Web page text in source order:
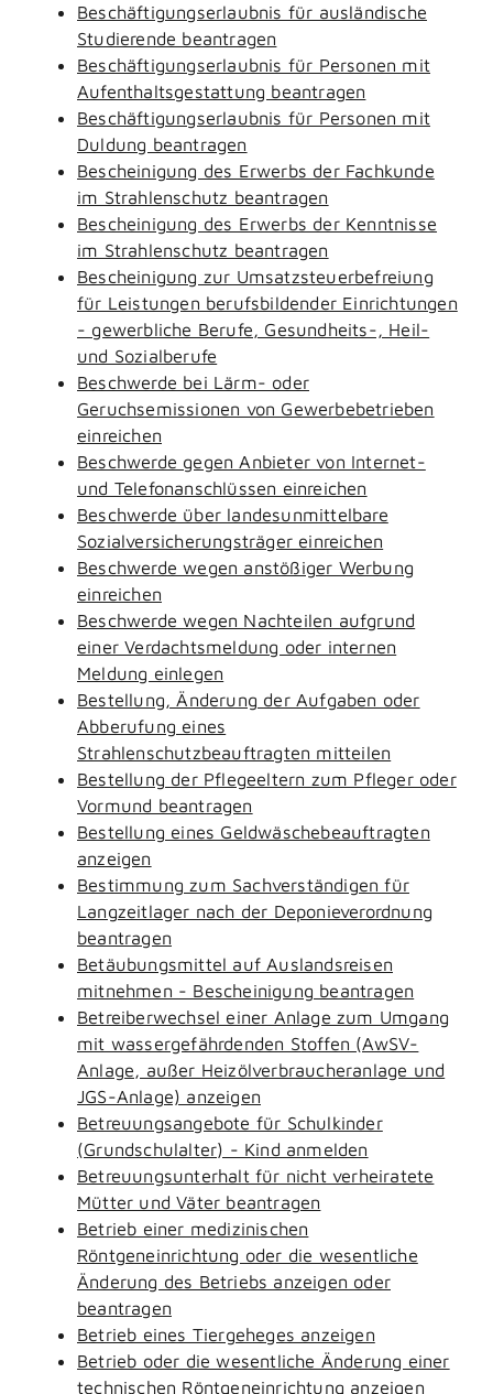
Beschäftigungserlaubnis für ausländische
Studierende beantragen
Beschäftigungserlaubnis für Personen mit
Aufenthaltsgestattung beantragen
Beschäftigungserlaubnis für Personen mit
Duldung beantragen
Bescheinigung des Erwerbs der Fachkunde
im Strahlenschutz beantragen
Bescheinigung des Erwerbs der Kenntnisse
im Strahlenschutz beantragen
Bescheinigung zur Umsatzsteuerbefreiung
für Leistungen berufsbildender Einrichtungen
- gewerbliche Berufe, Gesundheits-, Heil-
und Sozialberufe
Beschwerde bei Lärm- oder
Geruchsemissionen von Gewerbebetrieben
einreichen
Beschwerde gegen Anbieter von Internet-
und Telefonanschlüssen einreichen
Beschwerde über landesunmittelbare
Sozialversicherungsträger einreichen
Beschwerde wegen anstößiger Werbung
einreichen
Beschwerde wegen Nachteilen aufgrund
einer Verdachtsmeldung oder internen
Meldung einlegen
Bestellung, Änderung der Aufgaben oder
Abberufung eines
Strahlenschutzbeauftragten mitteilen
Bestellung der Pflegeeltern zum Pfleger oder
Vormund beantragen
Bestellung eines Geldwäschebeauftragten
anzeigen
Bestimmung zum Sachverständigen für
Langzeitlager nach der Deponieverordnung
beantragen
Betäubungsmittel auf Auslandsreisen
mitnehmen - Bescheinigung beantragen
Betreiberwechsel einer Anlage zum Umgang
mit wassergefährdenden Stoffen (AwSV-
Anlage, außer Heizölverbraucheranlage und
JGS-Anlage) anzeigen
Betreuungsangebote für Schulkinder
(Grundschulalter) - Kind anmelden
Betreuungsunterhalt für nicht verheiratete
Mütter und Väter beantragen
Betrieb einer medizinischen
Röntgeneinrichtung oder die wesentliche
Änderung des Betriebs anzeigen oder
beantragen
Betrieb eines Tiergeheges anzeigen
Betrieb oder die wesentliche Änderung einer
technischen Röntgeneinrichtung anzeigen